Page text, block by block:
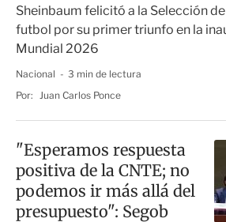
Sheinbaum felicitó a la Selección
futbol por su primer triunfo en la
Mundial 2026
Nacional
3 min de lectura
Por: Juan Carlos Ponce
"Esperamos respuesta
positiva de la CNTE; no
podemos ir más allá del
presupuesto": Segob